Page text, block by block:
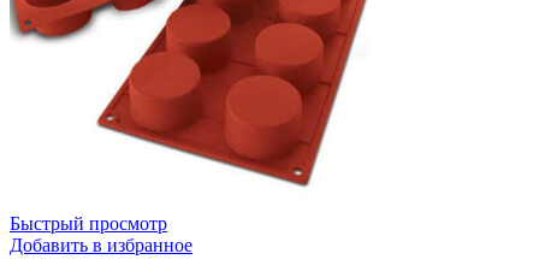
Быстрый просмотр
Добавить в избранное